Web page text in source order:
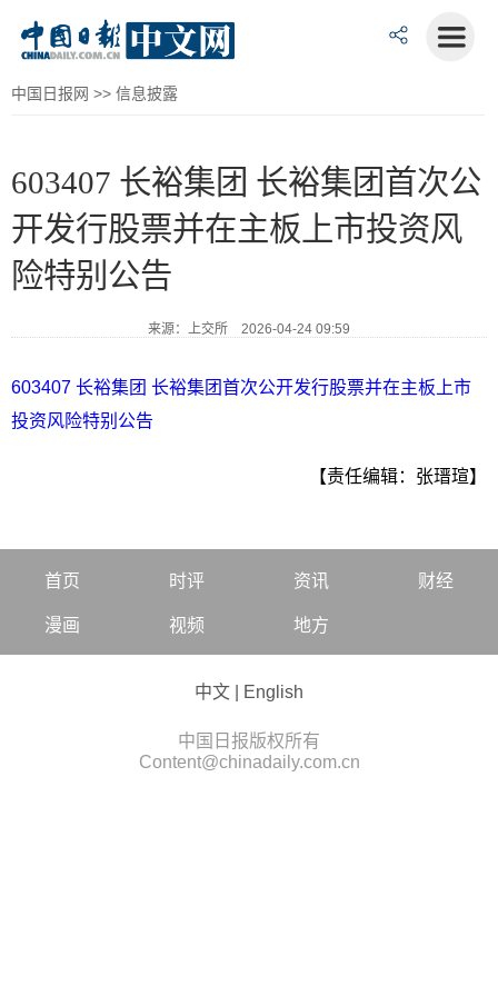
中国日报网 >> 信息披露
603407 长裕集团 长裕集团首次公
开发行股票并在主板上市投资风
险特别公告
来源：上交所 2026-04-24 09:59
603407 长裕集团 长裕集团首次公开发行股票并在主板上市
投资风险特别公告
【责任编辑：张瑨瑄】
首页 时评 资讯 财经
漫画 视频 地方
中文 English
中国日报版权所有
Content@chinadaily.com.cn